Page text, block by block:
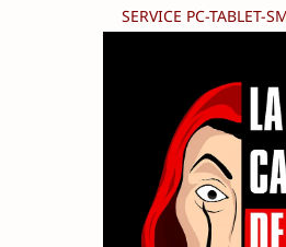
SERVICE PC-TABLET-